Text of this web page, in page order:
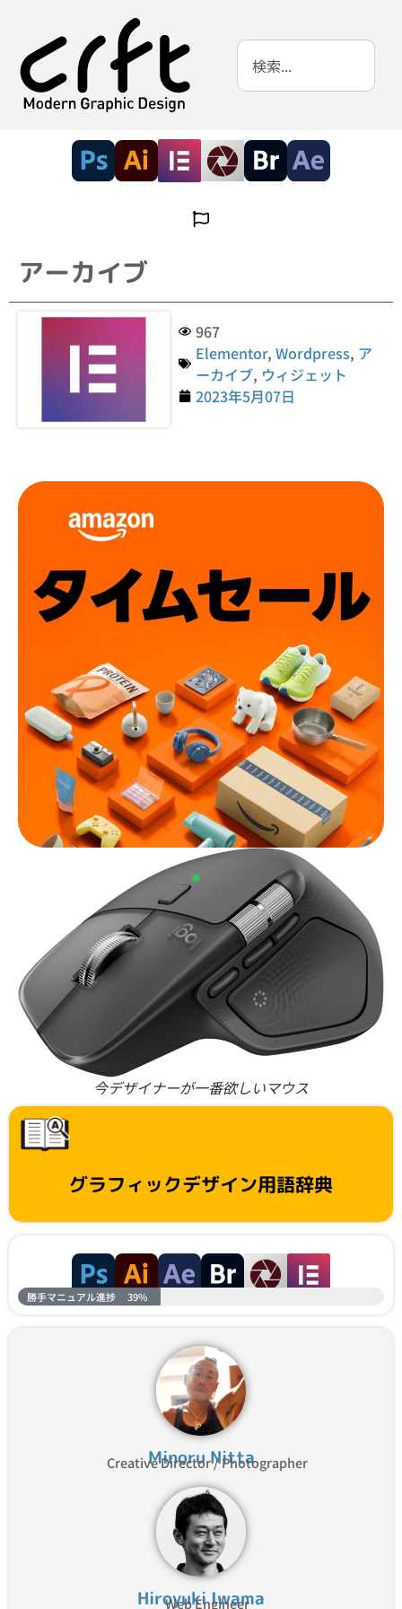
アーカイブ
967
Elementor,Wordpress, ア
ーカイブ, ウィジェット
2023年5月07日
今デザイナーが一番欲しいマウス
グラフィックデザイン用語辞典
勝手マニュアル進捗 39%
Minoru Nitta
Creative Director / Photographer
Hiroyuki Iwama
Web Engineer